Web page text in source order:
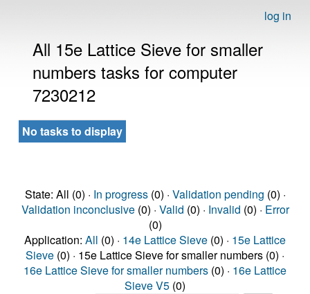
log in
All 15e Lattice Sieve for smaller
numbers tasks for computer
7230212
No tasks to display
State: All (0) · In progress(0) · Validation pending (0) ·
Validation inconclusive(0) · Valid (0) · Invalid (0) · Error
(0)
Application: All (0) · 14e Lattice Sieve (0) · 15e Lattice
Sieve (0) · 15e Lattice Sieve for smaller numbers (0) ·
16e Lattice Sieve for smaller numbers (0) · 16e Lattice
Sieve V5 (0)